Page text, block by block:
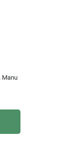
Manu